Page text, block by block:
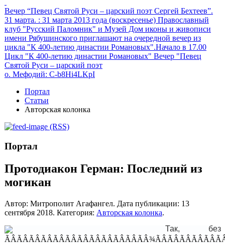
Вечер “Певец Святой Руси – царский поэт Сергей Бехтеев”.
31 марта. : 31 марта 2013 года (воскресенье) Православный
клуб "Русский Паломник" и Музей Дом иконы и живописи
имени Рябушинского приглашают на очередной вечер из
цикла "К 400-летию династии Романовых".Начало в 17.00
Цикл "К 400-летию династии Романовых" Вечер "Певец
Святой Руси – царский поэт
о. Мефодий: C-b8Hi4LKpI
Портал
Статьи
Авторская колонка
(RSS)
Портал
Протодиакон Герман: Последний из
могикан
Автор: Митрополит Агафангел. Дата публикации: 13
сентября 2018. Категория: Авторская колонка.
Так, без